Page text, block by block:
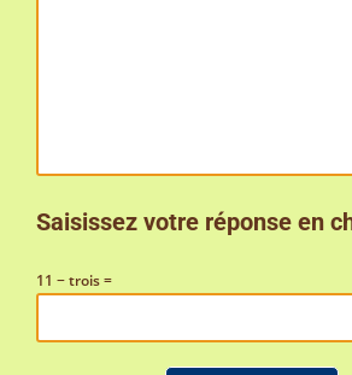
Saisissez votre réponse en
11 − trois =